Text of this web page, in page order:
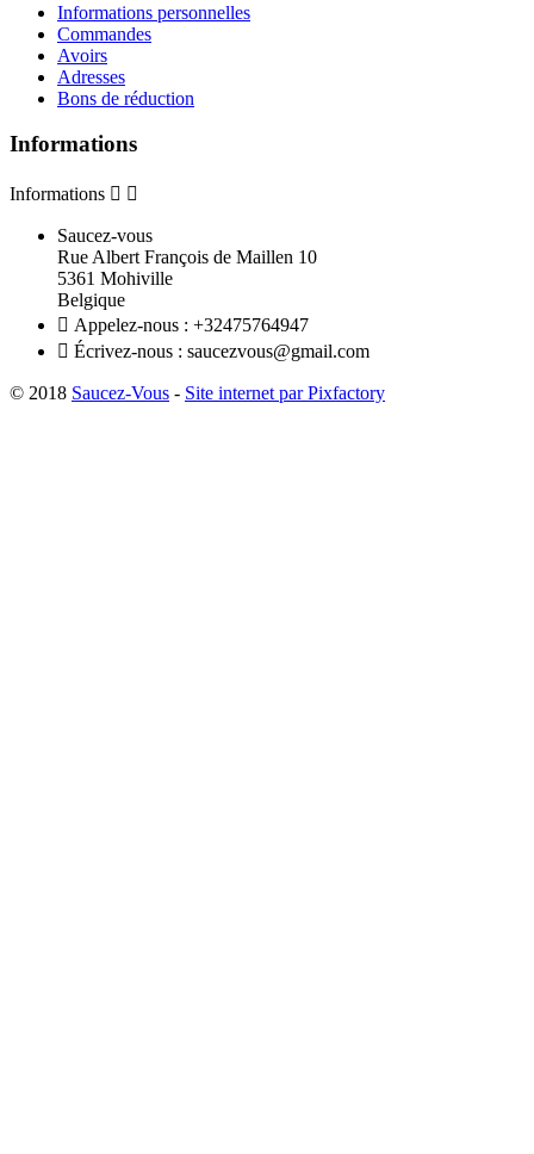
Informations personnelles
Commandes
Avoirs
Adresses
Bons de réduction
Informations
Informations  
Saucez-vous
Rue Albert François de Maillen 10
5361 Mohiville
Belgique
 Appelez-nous : +32475764947
 Écrivez-nous : saucezvous@gmail.com
© 2018 Saucez-Vous - Site internet par Pixfactory